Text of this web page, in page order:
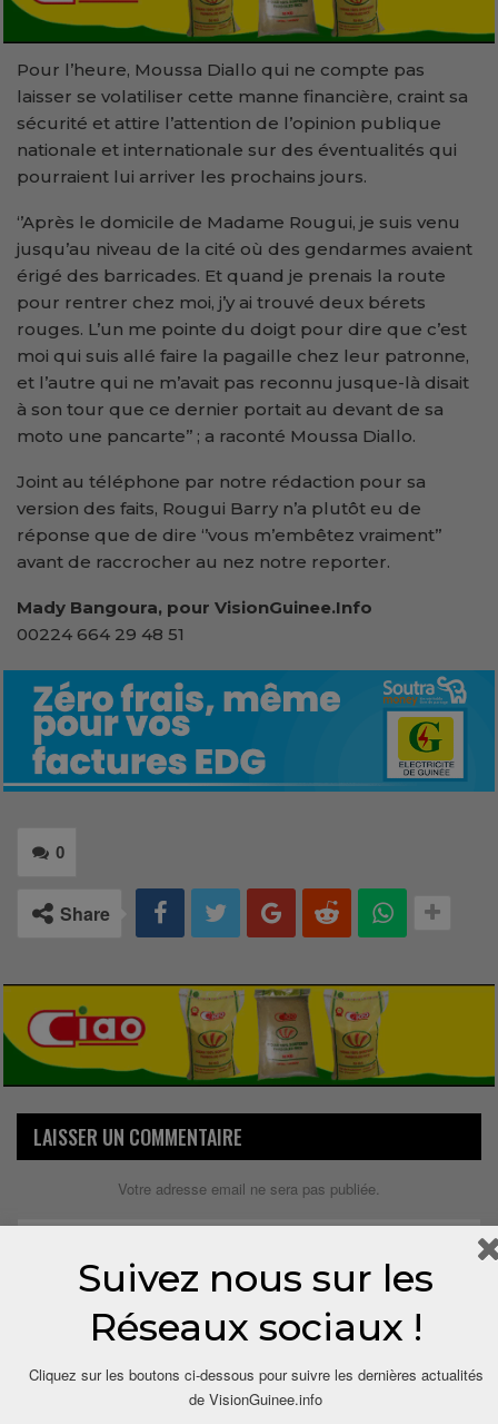
Pour l’heure, Moussa Diallo qui ne compte pas
laisser se volatiliser cette manne financière, craint sa
sécurité et attire l’attention de l’opinion publique
nationale et internationale sur des éventualités qui
pourraient lui arriver les prochains jours.
‘’Après le domicile de Madame Rougui, je suis venu
jusqu’au niveau de la cité où des gendarmes avaient
érigé des barricades. Et quand je prenais la route
pour rentrer chez moi, j’y ai trouvé deux bérets
rouges. L’un me pointe du doigt pour dire que c’est
moi qui suis allé faire la pagaille chez leur patronne,
et l’autre qui ne m’avait pas reconnu jusque-là disait
à son tour que ce dernier portait au devant de sa
moto une pancarte’’ ; a raconté Moussa Diallo.
Joint au téléphone par notre rédaction pour sa
version des faits, Rougui Barry n’a plutôt eu de
réponse que de dire ‘’vous m’embêtez vraiment’’
avant de raccrocher au nez notre reporter.
Mady Bangoura, pour VisionGuinee.Info
00224 664 29 48 51
0
Share
LAISSER UN COMMENTAIRE
Votre adresse email ne sera pas publiée.
Suivez nous sur les
Réseaux sociaux !
Cliquez sur les boutons ci-dessous pour suivre les dernières actualités
de VisionGuinee.info